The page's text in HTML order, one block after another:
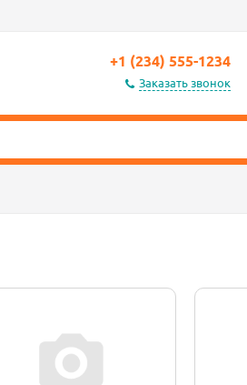
+1 (234) 555-1234
Заказать звонок